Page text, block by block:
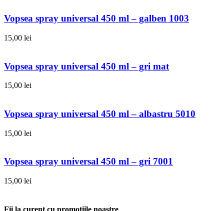
Vopsea spray universal 450 ml – galben 1003
15,00 lei
Vopsea spray universal 450 ml – gri mat
15,00 lei
Vopsea spray universal 450 ml – albastru 5010
15,00 lei
Vopsea spray universal 450 ml – gri 7001
15,00 lei